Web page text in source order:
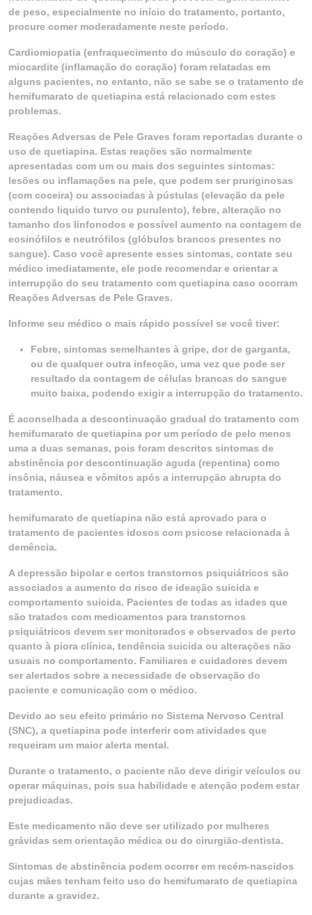
de peso, especialmente no início do tratamento, portanto,
procure comer moderadamente neste período.
Cardiomiopatia (enfraquecimento do músculo do coração) e
miocardite (inflamação do coração) foram relatadas em
alguns pacientes, no entanto, não se sabe se o tratamento de
hemifumarato de quetiapina está relacionado com estes
problemas.
Reações Adversas de Pele Graves foram reportadas durante o
uso de quetiapina. Estas reações são normalmente
apresentadas com um ou mais dos seguintes sintomas:
lesões ou inflamações na pele, que podem ser pruriginosas
(com coceira) ou associadas à pústulas (elevação da pele
contendo liquido turvo ou purulento), febre, alteração no
tamanho dos linfonodos e possível aumento na contagem de
eosinófilos e neutrófilos (glóbulos brancos presentes no
sangue). Caso você apresente esses sintomas, contate seu
médico imediatamente, ele pode recomendar e orientar a
interrupção do seu tratamento com quetiapina caso ocorram
Reações Adversas de Pele Graves.
Informe seu médico o mais rápido possível se você tiver:
Febre, sintomas semelhantes à gripe, dor de garganta,
ou de qualquer outra infecção, uma vez que pode ser
resultado da contagem de células brancas do sangue
muito baixa, podendo exigir a interrupção do tratamento.
É aconselhada a descontinuação gradual do tratamento com
hemifumarato de quetiapina por um período de pelo menos
uma a duas semanas, pois foram descritos sintomas de
abstinência por descontinuação aguda (repentina) como
insônia, náusea e vômitos após a interrupção abrupta do
tratamento.
hemifumarato de quetiapina não está aprovado para o
tratamento de pacientes idosos com psicose relacionada à
demência.
A depressão bipolar e certos transtornos psiquiátricos são
associados a aumento do risco de ideação suicida e
comportamento suicida. Pacientes de todas as idades que
são tratados com medicamentos para transtornos
psiquiátricos devem ser monitorados e observados de perto
quanto à piora clínica, tendência suicida ou alterações não
usuais no comportamento. Familiares e cuidadores devem
ser alertados sobre a necessidade de observação do
paciente e comunicação com o médico.
Devido ao seu efeito primário no Sistema Nervoso Central
(SNC), a quetiapina pode interferir com atividades que
requeiram um maior alerta mental.
Durante o tratamento, o paciente não deve dirigir veículos ou
operar máquinas, pois sua habilidade e atenção podem estar
prejudicadas.
Este medicamento não deve ser utilizado por mulheres
grávidas sem orientação médica ou do cirurgião-dentista.
Sintomas de abstinência podem ocorrer em recém-nascidos
cujas mães tenham feito uso do hemifumarato de quetiapina
durante a gravidez.